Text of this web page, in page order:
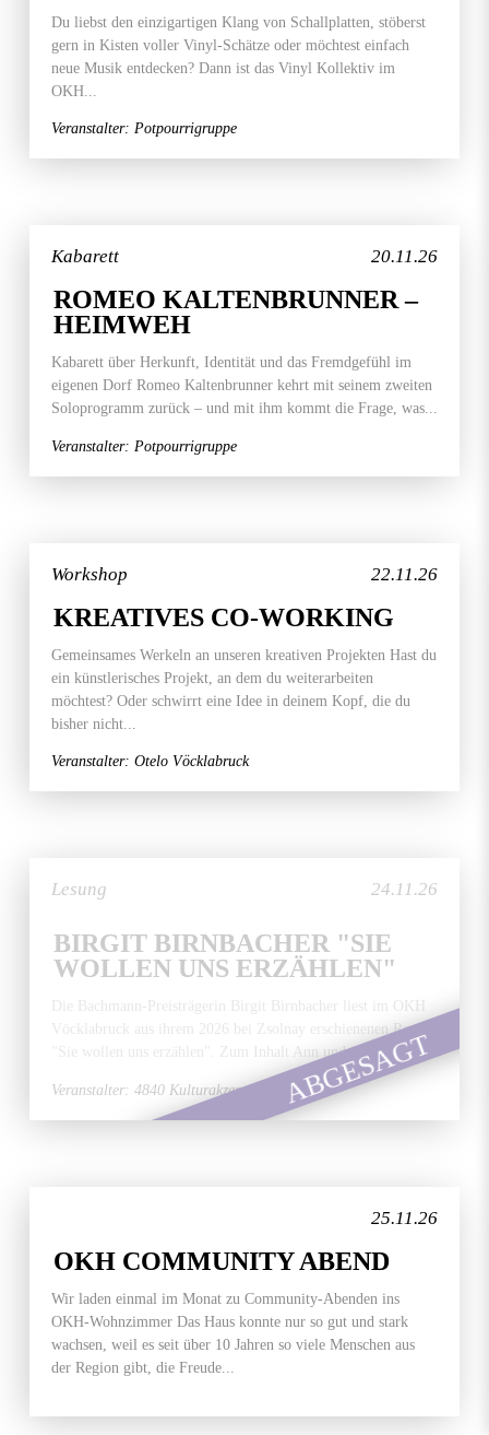
Du liebst den einzigartigen Klang von Schallplatten, stöberst
gern in Kisten voller Vinyl-Schätze oder möchtest einfach
neue Musik entdecken? Dann ist das Vinyl Kollektiv im
OKH...
Veranstalter: Potpourrigruppe
20.11.26
Kabarett
ROMEO KALTENBRUNNER –
HEIMWEH
Kabarett über Herkunft, Identität und das Fremdgefühl im
eigenen Dorf Romeo Kaltenbrunner kehrt mit seinem zweiten
Soloprogramm zurück – und mit ihm kommt die Frage, was...
Veranstalter: Potpourrigruppe
22.11.26
Workshop
KREATIVES CO-WORKING
Gemeinsames Werkeln an unseren kreativen Projekten Hast du
ein künstlerisches Projekt, an dem du weiterarbeiten
möchtest? Oder schwirrt eine Idee in deinem Kopf, die du
bisher nicht...
Veranstalter: Otelo Vöcklabruck
ABGESAGT
24.11.26
Lesung
BIRGIT BIRNBACHER "SIE
WOLLEN UNS ERZÄHLEN"
Die Bachmann-Preisträgerin Birgit Birnbacher liest im OKH
Vöcklabruck aus ihrem 2026 bei Zsolnay erschienenen Roman
"Sie wollen uns erzählen". Zum Inhalt Ann und ihr...
Veranstalter: 4840 Kulturakzente
25.11.26
OKH COMMUNITY ABEND
Wir laden einmal im Monat zu Community-Abenden ins
OKH-Wohnzimmer Das Haus konnte nur so gut und stark
wachsen, weil es seit über 10 Jahren so viele Menschen aus
der Region gibt, die Freude...